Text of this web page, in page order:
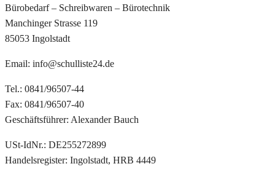
Bürobedarf – Schreibwaren – Bürotechnik
Manchinger Strasse 119
85053 Ingolstadt
Email: info@schulliste24.de
Tel.: 0841/96507-44
Fax: 0841/96507-40
Geschäftsführer: Alexander Bauch
USt-IdNr.: DE255272899
Handelsregister: Ingolstadt, HRB 4449